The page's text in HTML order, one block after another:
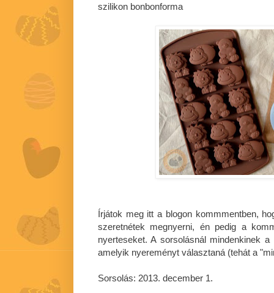
szilikon bonbonforma
Írjátok meg itt a blogon kommmentben,
szeretnétek megnyerni, én pedig a
nyerteseket. A sorsolásnál mindenkinek
amelyik nyereményt választaná (tehát a
Sorsolás: 2013. december 1.